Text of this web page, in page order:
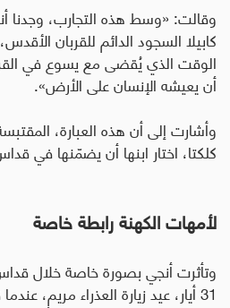
وقالت: «وسط هذه التجارب، وجدنا
كابيلا السجود الدائم للقربان
الوقت الذي يُقضى مع يسوع في
أن يعيشه الإنسان على الأرض».
وأشارت إلى أن هذه العبارة،
كلكتا، اختار ابنها أن يضمّنها في
لأمهات الكهنة رابطة خاصة
وتأثرت أنجي بصورة خاصة خلال
31 أيار، عيد زيارة العذراء مريم،